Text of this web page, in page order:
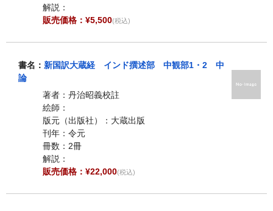
解説：
販売価格：¥5,500(税込)
書名： 新国訳大蔵経 インド撰述部 中観部1・2 中
論
著者：丹治昭義校註
絵師：
版元（出版社）：大蔵出版
刊年：令元
冊数：2冊
解説：
販売価格：¥22,000(税込)